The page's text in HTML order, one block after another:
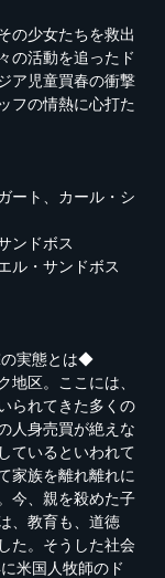
の少女たちを救出
の活動を追ったド
ア児童買春の衝撃
フの情熱に心打た
ート、カール・シ
ンドボス
ル・サンドボス
の実態とは◆
地区。ここには、
られてきた多くの
人身売買が絶えな
ているといわれて
家族を離れ離れに
今、親を殺めた子
、教育も、道徳
た。そうした社会
米国人牧師のド